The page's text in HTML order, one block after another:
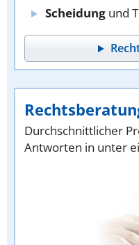
Scheidung und
Durchschnittlicher
Antworten in unter